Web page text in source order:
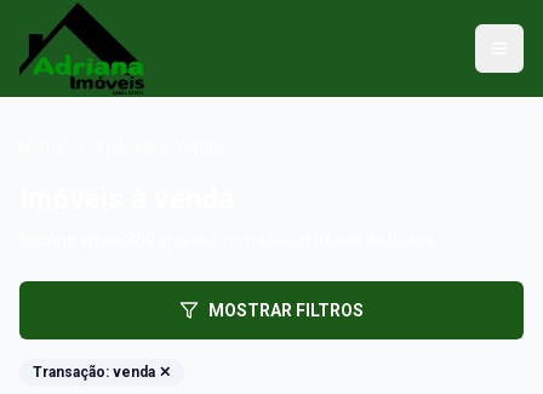
MOSTRAR FILTROS
Transação: venda ✕